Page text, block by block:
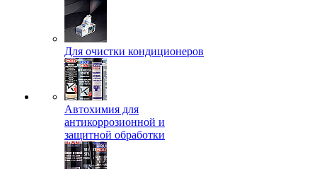
Для очистки кондиционеров
Автохимия для
антикоррозионной и
защитной обработки